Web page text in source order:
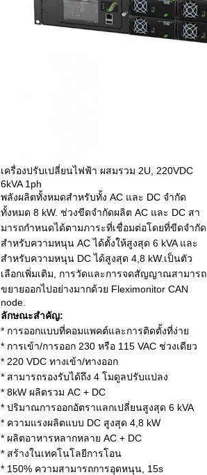
เครื่องปรับเปลี่ยนไฟฟ้า ผสมรวม 2U, 220VDC
6kVA 1ph
พลังผลิตทั้งหมดสําหรับทั้ง AC และ DC จํากัด
ทั้งหมด 8 kW. ช่วงขีดจํากัดผลิต AC และ DC สา
มารถกําหนดได้ตามภาระที่เชื่อมต่อโดยที่ขีดจํากัด
สําหรับความหนุน AC ได้ตั้งให้สูงสุด 6 kVA และ
สําหรับความหนุน DC ได้สูงสุด 4,8 kW.เป็นตัว
เลือกเพิ่มเติม, การวัดและการจดสัญญาณสามารถ
ขยายออกไปอย่างมากด้วย Fleximonitor CAN
node.
ลักษณะสําคัญ:
* การออกแบบที่คอมแพคต์และการติดตั้งที่ง่าย
* การเข้า/การออก 230 หรือ 115 VAC ช่วงเดียว
* 220 VDC ทางเข้า/ทางออก
* สามารถรองรับได้ถึง 4 โมดูลปรับแปลง
* 8kW ผลิตรวม AC + DC
* ปริมาณการออกอัตราแลกเปลี่ยนสูงสุด 6 kVA
* ความแรงผลิตแบบ DC สูงสุด 4,8 kW
* ผลิตอาหารหลากหลาย AC + DC
* สร้างในเทคโนโลยีการโอน
* 150% ความสามารถการอุดหนุน, 15s